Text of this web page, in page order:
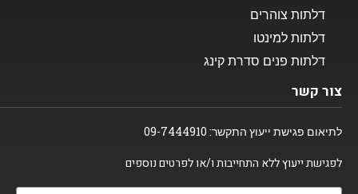
דלתות צוהרים
דלתות למינטו
דלתות פנים סדרת קינג
צור קשר
לתיאום פגישת ייעוץ התקשר:
לפגישת ייעוץ ללא התחייבות ו/או לפרטים נוספים